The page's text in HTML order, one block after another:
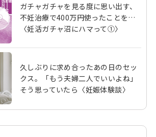
ガチャガチャを見る度に思い出す、
不妊治療で400万円使ったことを…
〈妊活ガチャ沼にハマって①〉
久しぶりに求め合ったあの日のセッ
クス。「もう夫婦二人でいいよね」
そう思っていたら〈妊娠体験談〉